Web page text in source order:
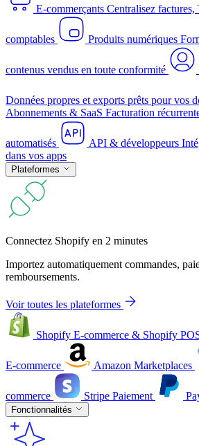
E-commerçants Centralisez
comptables Produits numériques
contenus vendus en toute conformité
Données propres et exports prêts pour vos
Abonnements & SaaS Facturation
automatisés API & développeurs
dans vos apps
Plateformes
Connectez Shopify en 2 minutes
Importez automatiquement commandes,
remboursements.
Voir toutes les plateformes
Shopify E-commerce & Shopify
E-commerce Amazon Marketplaces
commerce Stripe Paiement
Fonctionnalités